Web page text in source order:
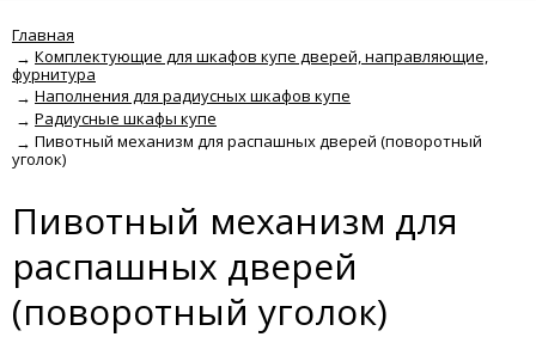
Главная
→ Комплектующие для шкафов купе дверей, направляющие,
фурнитура
→ Наполнения для радиусных шкафов купе
→ Радиусные шкафы купе
→ Пивотный механизм для распашных дверей (поворотный
уголок)
Пивотный механизм для
распашных дверей
(поворотный уголок)